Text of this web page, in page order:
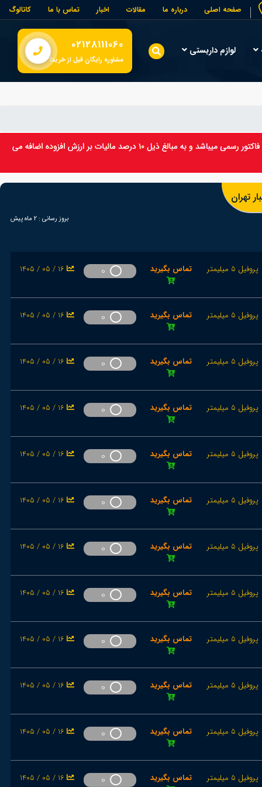
صفحه اصلی درباره ما مقالات اخبار تماس با ما کاتالوگ
لوازم داربستی 02128111060
مشاوره رایگان قبل از خرید!
تهران
بروز رسانی : 2 ماه پیش
پروفیل 5 میلیمتر تماس بگیرید 1405 / 05 / 16
پروفیل 5 میلیمتر تماس بگیرید 1405 / 05 / 16
پروفیل 5 میلیمتر تماس بگیرید 1405 / 05 / 16
پروفیل 5 میلیمتر تماس بگیرید 1405 / 05 / 16
پروفیل 5 میلیمتر تماس بگیرید 1405 / 05 / 16
پروفیل 5 میلیمتر تماس بگیرید 1405 / 05 / 16
پروفیل 5 میلیمتر تماس بگیرید 1405 / 05 / 16
پروفیل 5 میلیمتر تماس بگیرید 1405 / 05 / 16
پروفیل 5 میلیمتر تماس بگیرید 1405 / 05 / 16
پروفیل 5 میلیمتر تماس بگیرید 1405 / 05 / 16
پروفیل 5 میلیمتر تماس بگیرید 1405 / 05 / 16
پروفیل 5 میلیمتر تماس بگیرید 1405 / 05 / 16